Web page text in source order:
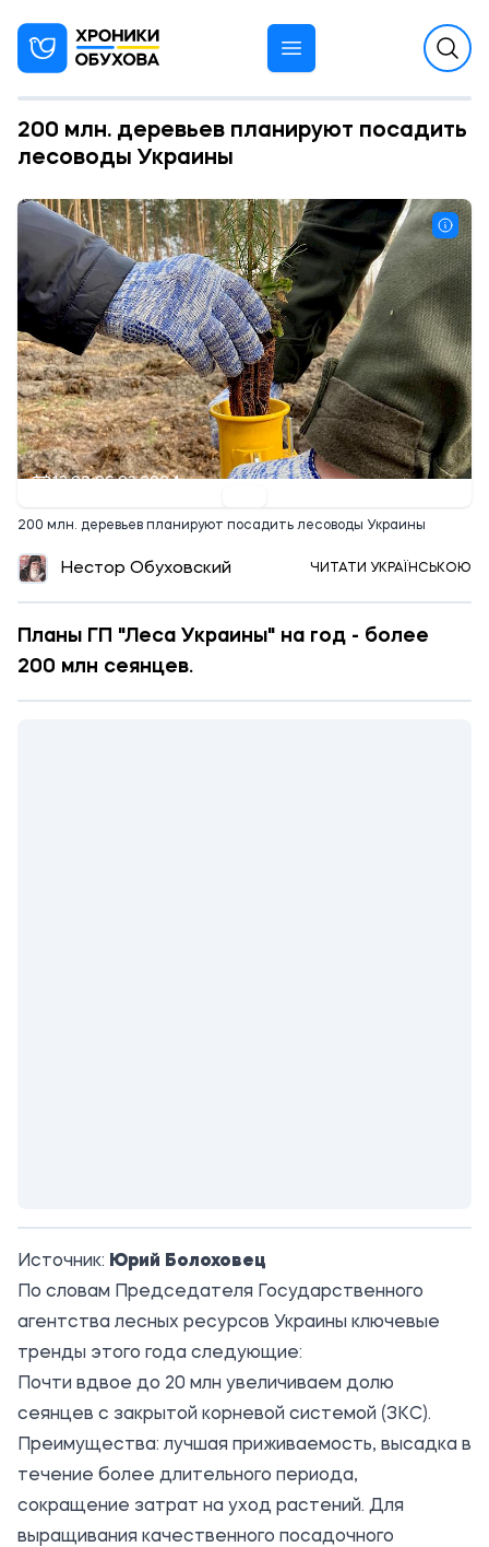
200 млн. деревьев планируют посадить
лесоводы Украины
13:02 06.03.2024
200 млн. деревьев планируют посадить лесоводы Украины
Нестор Обуховский ЧИТАТИ УКРАЇНСЬКОЮ
Планы ГП "Леса Украины" на год - более
200 млн сеянцев.
Источник: Юрий Болоховец
По словам Председателя Государственного
агентства лесных ресурсов Украины ключевые
тренды этого года следующие:
Почти вдвое до 20 млн увеличиваем долю
сеянцев с закрытой корневой системой (ЗКС).
Преимущества: лучшая приживаемость, высадка в
течение более длительного периода,
сокращение затрат на уход растений. Для
выращивания качественного посадочного